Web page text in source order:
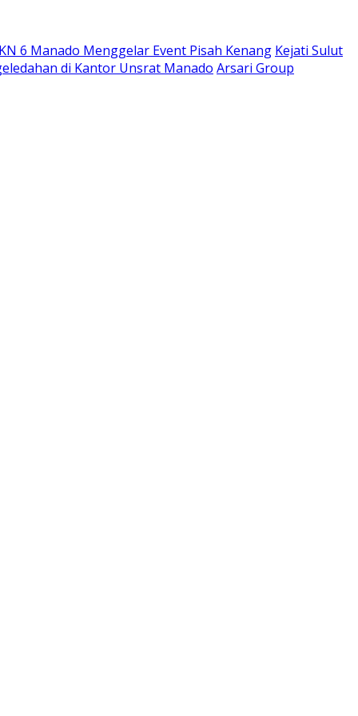
6 Manado Menggelar Event Pisah Kenang Kejati Sulut
di Kantor Unsrat Manado Arsari Group